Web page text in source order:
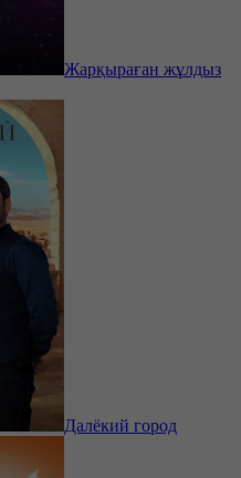
Жарқыраған жұлдыз
Далёкий город